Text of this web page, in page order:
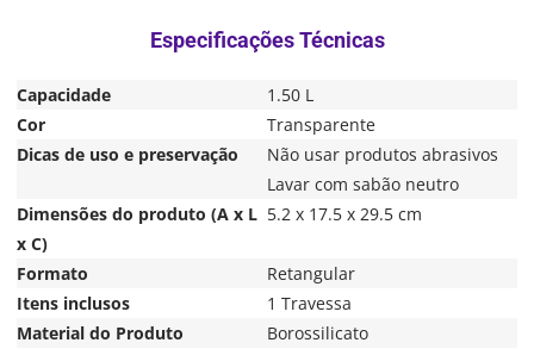
Capacidade
1.50 L
Cor
Transparente
Dicas de uso e preservação
Não usar produtos abrasivos
Lavar com sabão neutro
Dimensões do produto (A x L
x C)
5.2 x 17.5 x 29.5 cm
Formato
Retangular
Itens inclusos
1 Travessa
Material do Produto
Borossilicato